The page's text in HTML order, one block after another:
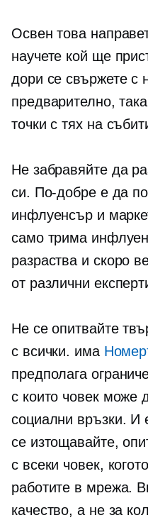
Освен това
научете кой ще
дори се свържете с
предварително,
точки с тях на
Не забравяйте да
си. По-добре е да
инфлуенсър и
само трима
разраства и скоро
от различни
Не се опитвайте
с всички. има
предполага
с които човек може
социални връзки. И
се изтощавайте,
с всеки човек,
работите в мрежа.
качество, а не за